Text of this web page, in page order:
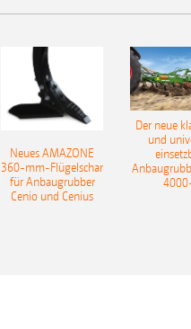
Neues AMAZONE
360-mm-Flügelschar
für Anbaugrubber
Cenio und Cenius
Der neue
und